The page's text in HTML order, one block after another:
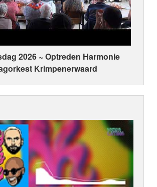
2026 ~ Optreden Harmonie
Krimpenerwaard